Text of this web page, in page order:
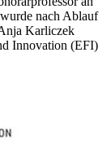
nach Ablauf
Karliczek
Innovation (EFI)